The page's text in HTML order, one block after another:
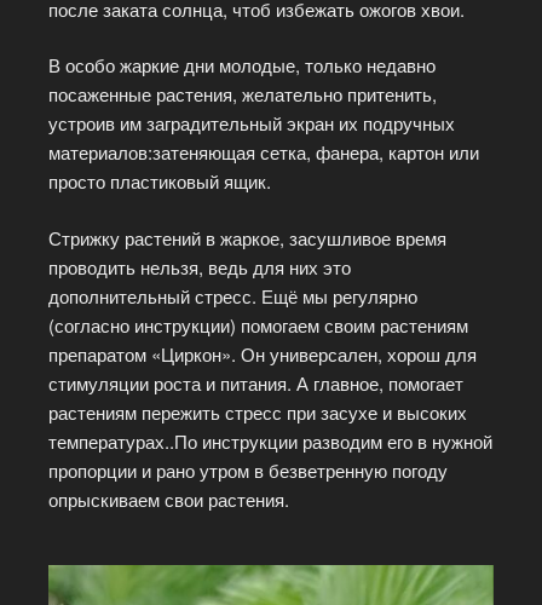
после заката солнца, чтоб избежать ожогов хвои.
В особо жаркие дни молодые, только недавно
посаженные растения, желательно притенить,
устроив им заградительный экран их подручных
материалов:затеняющая сетка, фанера, картон или
просто пластиковый ящик.
Стрижку растений в жаркое, засушливое время
проводить нельзя, ведь для них это
дополнительный стресс. Ещё мы регулярно
(согласно инструкции) помогаем своим растениям
препаратом «Циркон». Он универсален, хорош для
стимуляции роста и питания. А главное, помогает
растениям пережить стресс при засухе и высоких
температурах..По инструкции разводим его в нужной
пропорции и рано утром в безветренную погоду
опрыскиваем свои растения.